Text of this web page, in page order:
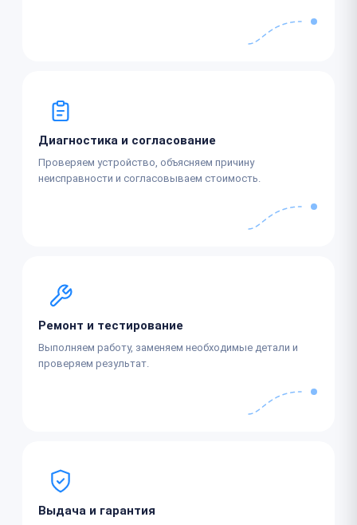
Диагностика и согласование
Проверяем устройство, объясняем причину
неисправности и согласовываем стоимость.
Ремонт и тестирование
Выполняем работу, заменяем необходимые детали и
проверяем результат.
Выдача и гарантия